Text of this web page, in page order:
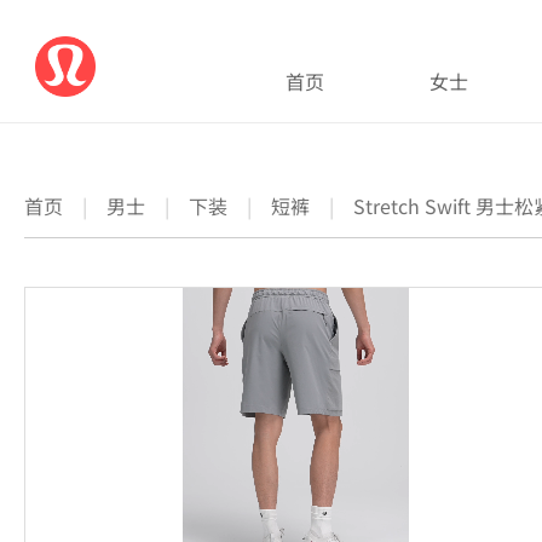
首页 女士
首页 | 男士 | 下装 | 短裤 | Stretch Swift 男士松